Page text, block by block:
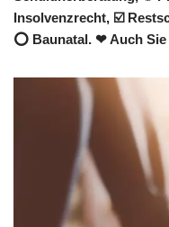
Insolvenzrecht, ☑️
⭕ Baunatal. ❤ Auch